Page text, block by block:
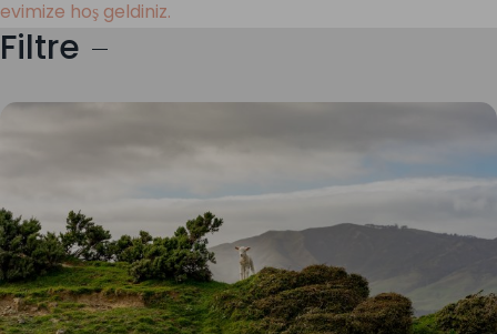
evimize hoş geldiniz.
Filtre